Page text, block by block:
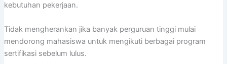
kebutuhan pekerjaan.
Tidak mengherankan jika banyak perguruan tinggi mulai
mendorong mahasiswa untuk mengikuti berbagai program
sertifikasi sebelum lulus.